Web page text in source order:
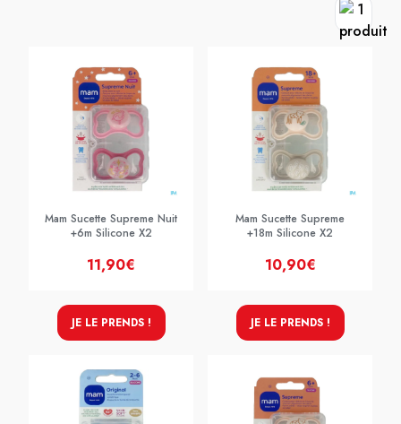
Mam Sucette Supreme Nuit
+6m Silicone X2
11,90€
JE LE PRENDS !
Mam Sucette Supreme
+18m Silicone X2
10,90€
JE LE PRENDS !